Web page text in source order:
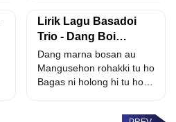
Lirik Lagu Basadoi
Trio - Dang Boi
Targanti
Dang marna bosan au
Mangusehon rohakki tu ho
Bagas ni holong hi tu ho